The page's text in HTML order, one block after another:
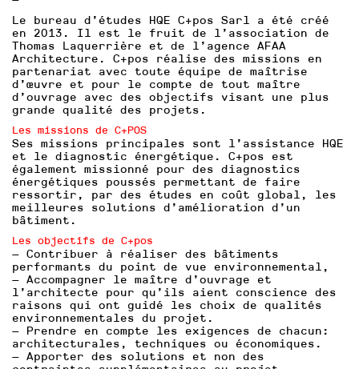
Le bureau d’études HQE C+pos Sarl a été créé
en 2013. Il est le fruit de l’association de
Thomas Laquerrière et de l’agence AFAA
Architecture. C+pos réalise des missions en
partenariat avec toute équipe de maîtrise
d’œuvre et pour le compte de tout maître
d’ouvrage avec des objectifs visant une plus
grande qualité des projets.
Les missions de C+POS
Ses missions principales sont l’assistance HQE
et le diagnostic énergétique. C+pos est
également missionné pour des diagnostics
énergétiques poussés permettant de faire
ressortir, par des études en coût global, les
meilleures solutions d’amélioration d’un
bâtiment.
Les objectifs de C+pos
— Contribuer à réaliser des bâtiments
performants du point de vue environnemental,
— Accompagner le maître d’ouvrage et
l’architecte pour qu’ils aient conscience des
raisons qui ont guidé les choix de qualités
environnementales du projet.
— Prendre en compte les exigences de chacun:
architecturales, techniques ou économiques.
— Apporter des solutions et non des